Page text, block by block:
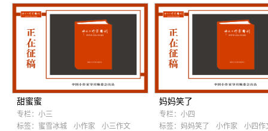
甜蜜蜜
专栏： 小三
标签： 蜜雪冰城 小作家 小三作文
妈妈笑了
专栏： 小四
标签： 妈妈笑了 小作家 小四作